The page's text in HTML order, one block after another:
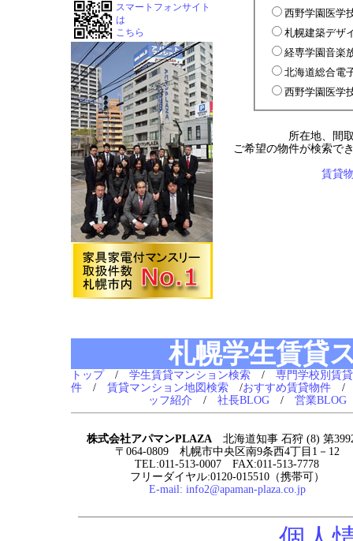
西野学園医学
札幌建築デザ
経専学園音楽
北海道総合電
西野学園医学
所在地、間
ご希望の物件が検索で
賃貸
スマートフォンサイト
は
こちら
札幌学生賃貸
トップ / 学生賃貸マンション検索 / 専門学校別賃
件 / 賃貸マンション地図検索 /おすすめ賃貸物件
ッフ紹介 / 社長BLOG / 営業BLOG
株式会社アパマンPLAZA 北海道知事 石狩 (8) 第
〒064-0809 札幌市中央区南9条西4丁目1－12
TEL:011-513-0007 FAX:011-513-7778
フリーダイヤル:0120-015510（携帯可）
E-mail: info2@apaman-plaza.co.jp